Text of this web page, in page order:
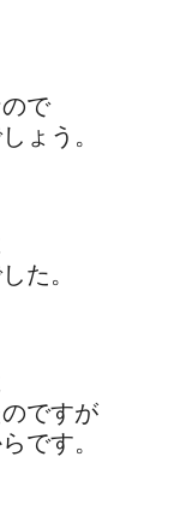
で
ょう。
た。
ですが
です。